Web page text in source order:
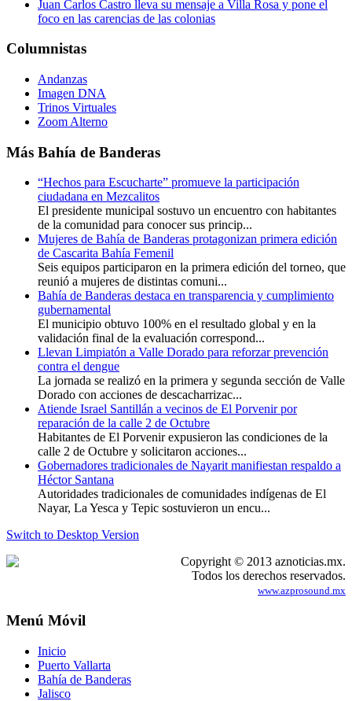
Juan Carlos Castro lleva su mensaje a Villa Rosa y pone el
foco en las carencias de las colonias
Columnistas
Andanzas
Imagen DNA
Trinos Virtuales
Zoom Alterno
Más Bahía de Banderas
“Hechos para Escucharte” promueve la participación
ciudadana en Mezcalitos
El presidente municipal sostuvo un encuentro con habitantes
de la comunidad para conocer sus princip...
Mujeres de Bahía de Banderas protagonizan primera edición
de Cascarita Bahía Femenil
Seis equipos participaron en la primera edición del torneo, que
reunió a mujeres de distintas comuni...
Bahía de Banderas destaca en transparencia y cumplimiento
gubernamental
El municipio obtuvo 100% en el resultado global y en la
validación final de la evaluación correspond...
Llevan Limpiatón a Valle Dorado para reforzar prevención
contra el dengue
La jornada se realizó en la primera y segunda sección de Valle
Dorado con acciones de descacharrizac...
Atiende Israel Santillán a vecinos de El Porvenir por
reparación de la calle 2 de Octubre
Habitantes de El Porvenir expusieron las condiciones de la
calle 2 de Octubre y solicitaron acciones...
Gobernadores tradicionales de Nayarit manifiestan respaldo a
Héctor Santana
Autoridades tradicionales de comunidades indígenas de El
Nayar, La Yesca y Tepic sostuvieron un encu...
Switch to Desktop Version
Copyright © 2013 aznoticias.mx.
Todos los derechos reservados.
www.azprosound.mx
Menú Móvil
Inicio
Puerto Vallarta
Bahía de Banderas
Jalisco